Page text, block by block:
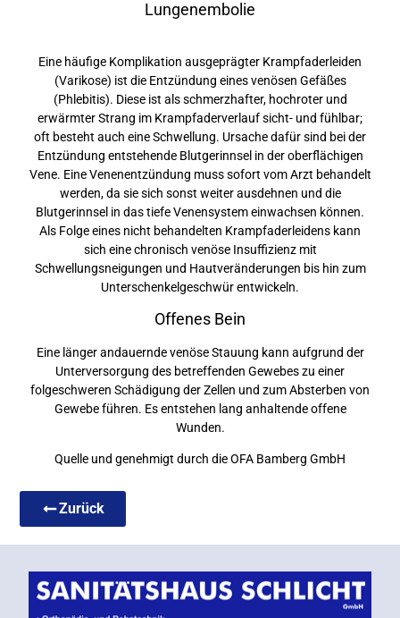
Lungenembolie
Eine häufige Komplikation ausgeprägter Krampfaderleiden
(Varikose) ist die Entzündung eines venösen Gefäßes
(Phlebitis). Diese ist als schmerzhafter, hochroter und
erwärmter Strang im Krampfaderverlauf sicht- und fühlbar;
oft besteht auch eine Schwellung. Ursache dafür sind bei der
Entzündung entstehende Blutgerinnsel in der oberflächigen
Vene. Eine Venenentzündung muss sofort vom Arzt behandelt
werden, da sie sich sonst weiter ausdehnen und die
Blutgerinnsel in das tiefe Venensystem einwachsen können.
Als Folge eines nicht behandelten Krampfaderleidens kann
sich eine chronisch venöse Insuffizienz mit
Schwellungsneigungen und Hautveränderungen bis hin zum
Unterschenkelgeschwür entwickeln.
Offenes Bein
Eine länger andauernde venöse Stauung kann aufgrund der
Unterversorgung des betreffenden Gewebes zu einer
folgeschweren Schädigung der Zellen und zum Absterben von
Gewebe führen. Es entstehen lang anhaltende offene
Wunden.
Quelle und genehmigt durch die OFA Bamberg GmbH
Zurück